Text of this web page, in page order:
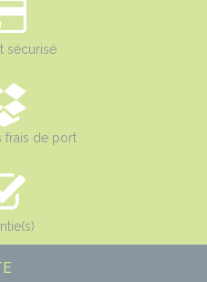
sécurisé
frais de port